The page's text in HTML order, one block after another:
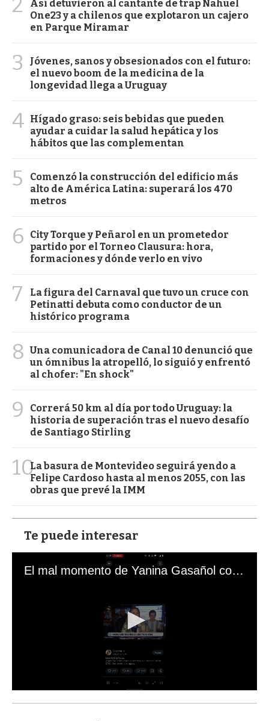
Así detuvieron al cantante de trap Nahuel
One23 y a chilenos que explotaron un cajero
en Parque Miramar
3
Jóvenes, sanos y obsesionados con el futuro:
el nuevo boom de la medicina de la
longevidad llega a Uruguay
4 Hígado graso: seis bebidas que pueden
ayudar a cuidar la salud hepática y los
hábitos que las complementan
5
Comenzó la construcción del edificio más
alto de América Latina: superará los 470
metros
6
City Torque y Peñarol en un prometedor
partido por el Torneo Clausura: hora,
formaciones y dónde verlo en vivo
7
La figura del Carnaval que tuvo un cruce con
Petinatti debuta como conductor de un
histórico programa
8 Una comunicadora de Canal 10 denunció que
un ómnibus la atropelló, lo siguió y enfrentó
al chofer: "En shock"
9
Correrá 50 km al día por todo Uruguay: la
historia de superación tras el nuevo desafío
de Santiago Stirling
10La basura de Montevideo seguirá yendo a
Felipe Cardoso hasta al menos 2055, con las
obras que prevé la IMM
Te puede interesar
El mal momento de Yanina Gasañol con un hincha argentino en "Subrayado"
s